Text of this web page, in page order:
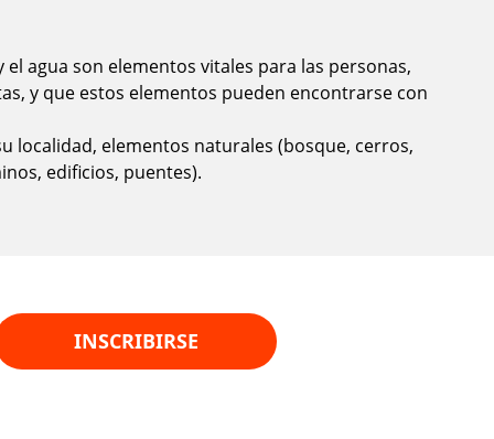
el agua son elementos vitales para las personas,
y que estos elementos pueden encontrarse con
localidad, elementos naturales (bosque, cerros,
edificios, puentes).
INSCRIBIRSE